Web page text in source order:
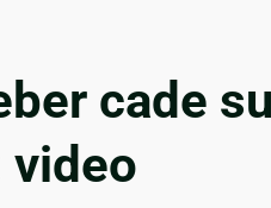
cade
video